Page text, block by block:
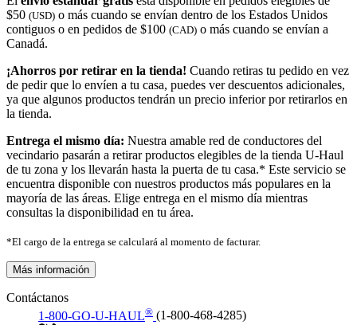
$50 (USD) o más cuando se envían dentro de los Estados Unidos
contiguos o en pedidos de $100 (CAD) o más cuando se envían a
Canadá.
¡Ahorros por retirar en la tienda! Cuando retiras tu pedido en vez
de pedir que lo envíen a tu casa, puedes ver descuentos adicionales,
ya que algunos productos tendrán un precio inferior por retirarlos en
la tienda.
Entrega el mismo día: Nuestra amable red de conductores del
vecindario pasarán a retirar productos elegibles de la tienda U-Haul
de tu zona y los llevarán hasta la puerta de tu casa.* Este servicio se
encuentra disponible con nuestros productos más populares en la
mayoría de las áreas. Elige entrega en el mismo día mientras
consultas la disponibilidad en tu área.
*El cargo de la entrega se calculará al momento de facturar.
Más información
Contáctanos
1-800-GO-U-HAUL® (1-800-468-4285)